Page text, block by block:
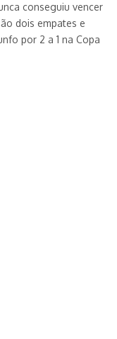
conseguiu vencer
dois empates e
por 2 a 1 na Copa